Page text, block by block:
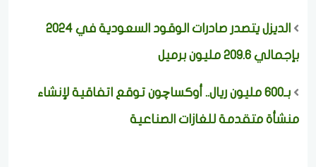
الديزل يتصدر صادرات الوقود السعودية في 2024
بإجمالي 209.6 مليون برميل
بـ600 مليون ريال.. أوكساچون توقع اتفاقية لإنشاء
منشأة متقدمة للغازات الصناعية